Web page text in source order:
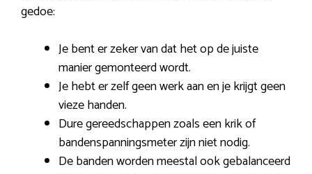
gedoe:
Je bent er zeker van dat het op de juiste
manier gemonteerd wordt.
Je hebt er zelf geen werk aan en je krijgt geen
vieze handen.
Dure gereedschappen zoals een krik of
bandenspanningsmeter zijn niet nodig.
De banden worden meestal ook gebalanceerd